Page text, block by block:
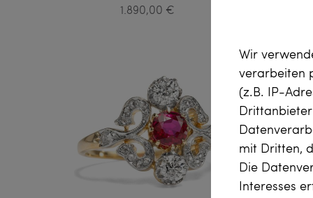
1.890,00 €
Wir
verarbeiten
(z.B. IP-
mit Dritten,
Die
Interesses